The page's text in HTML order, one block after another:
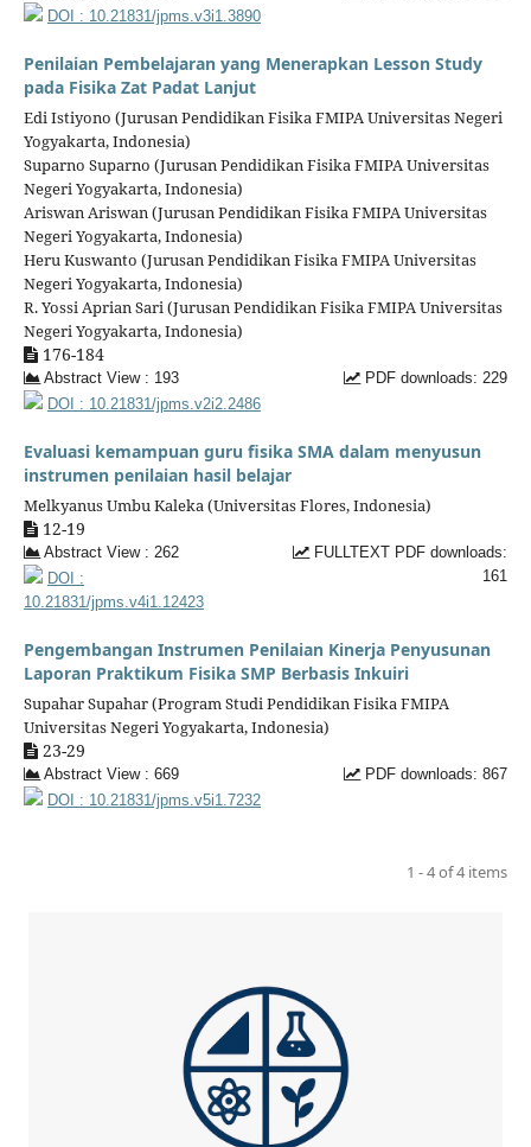
DOI : 10.21831/jpms.v3i1.3890
Penilaian Pembelajaran yang Menerapkan Lesson Study
pada Fisika Zat Padat Lanjut
Edi Istiyono (Jurusan Pendidikan Fisika FMIPA Universitas Negeri
Yogyakarta, Indonesia)
Suparno Suparno (Jurusan Pendidikan Fisika FMIPA Universitas
Negeri Yogyakarta, Indonesia)
Ariswan Ariswan (Jurusan Pendidikan Fisika FMIPA Universitas
Negeri Yogyakarta, Indonesia)
Heru Kuswanto (Jurusan Pendidikan Fisika FMIPA Universitas
Negeri Yogyakarta, Indonesia)
R. Yossi Aprian Sari (Jurusan Pendidikan Fisika FMIPA Universitas
Negeri Yogyakarta, Indonesia)
176-184
Abstract View : 193
PDF downloads: 229
DOI : 10.21831/jpms.v2i2.2486
Evaluasi kemampuan guru fisika SMA dalam menyusun
instrumen penilaian hasil belajar
Melkyanus Umbu Kaleka (Universitas Flores, Indonesia)
12-19
Abstract View : 262
FULLTEXT PDF downloads:
161
DOI :
10.21831/jpms.v4i1.12423
Pengembangan Instrumen Penilaian Kinerja Penyusunan
Laporan Praktikum Fisika SMP Berbasis Inkuiri
Supahar Supahar (Program Studi Pendidikan Fisika FMIPA
Universitas Negeri Yogyakarta, Indonesia)
23-29
Abstract View : 669
PDF downloads: 867
DOI : 10.21831/jpms.v5i1.7232
1 - 4 of 4 items